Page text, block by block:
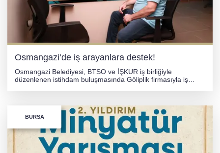
Osmangazi’de iş arayanlara destek!
Osmangazi Belediyesi, BTSO ve İŞKUR iş birliğiyle
düzenlenen istihdam buluşmasında Göliplik firmasıyla iş
BURSA